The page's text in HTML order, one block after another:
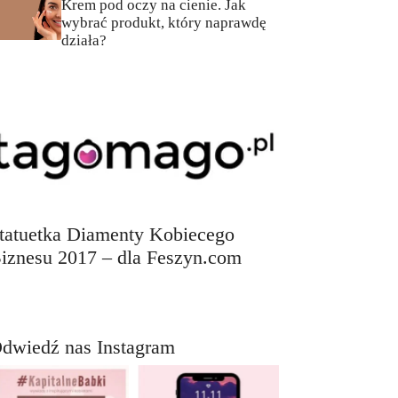
Krem pod oczy na cienie. Jak
wybrać produkt, który naprawdę
działa?
Diamenty Kobiecego
2017 – dla Feszyn.com
nas Instagram